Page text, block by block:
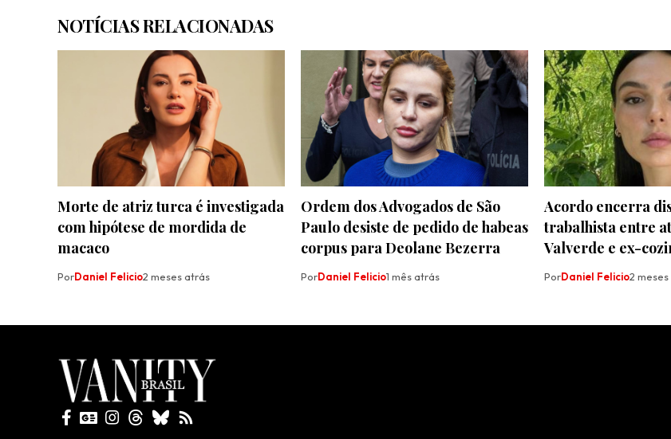
NOTÍCIAS RELACIONADAS
Morte de atriz turca é investigada
com hipótese de mordida de
macaco
PorDaniel Felicio2 meses atrás
Ordem dos Advogados de São
Paulo desiste de pedido de habeas
corpus para Deolane Bezerra
PorDaniel Felicio1 mês atrás
Acordo encerra
trabalhista entre
Valverde e ex-
PorDaniel Felicio2